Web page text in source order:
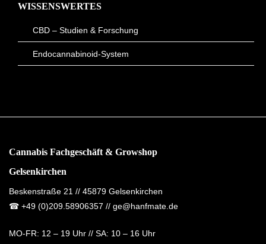
WISSENSWERTES
CBD – Studien & Forschung
Endocannabinoid-System
Cannabis Fachgeschäft & Growshop
Gelsenkirchen
Beskenstraße 21 // 45879 Gelsenkirchen
☎ +49 (0)209.58906357 // ge@hanfmate.de
MO-FR: 12 – 19 Uhr // SA: 10 – 16 Uhr